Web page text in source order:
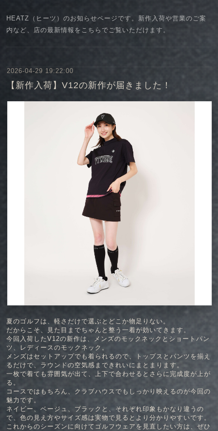
HEATZ（ヒーツ）のお知らせページです。新作入荷や営業のご案
内など、店の最新情報をこちらでご覧いただけます。
2026-04-29 19:22:00
【新作入荷】V12の新作が届きました！
夏のゴルフは、軽さだけで選ぶとどこか物足りない。
だからこそ、見た目までちゃんと整う一着が効いてきます。
今回入荷したV12の新作は、メンズのモックネックとショートパン
ツ、レディースのモックネック。
メンズはセットアップでも着られるので、トップスとパンツを揃え
るだけで、ラウンドの空気感まできれいにまとまります。
一枚で着ても雰囲気が出て、上下で合わせるとさらに完成度が上が
る。
コースではもちろん、クラブハウスでもしっかり映えるのが今回の
魅力です。
ネイビー、ベージュ、ブラックと、それぞれ印象もかなり違うの
で、色の見え方やサイズ感は実物で見るとより分かりやすいです。
これからのシーズンに向けてゴルフウェアを見直したい方は、ぜひ